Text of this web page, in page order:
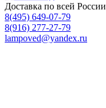
Доставка по всей России
8(495) 649-07-79
8(916) 277-27-79
lampoved@yandex.ru